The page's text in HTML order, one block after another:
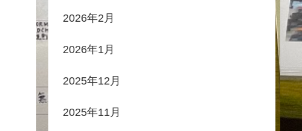
2026年2月
2026年1月
2025年12月
2025年11月